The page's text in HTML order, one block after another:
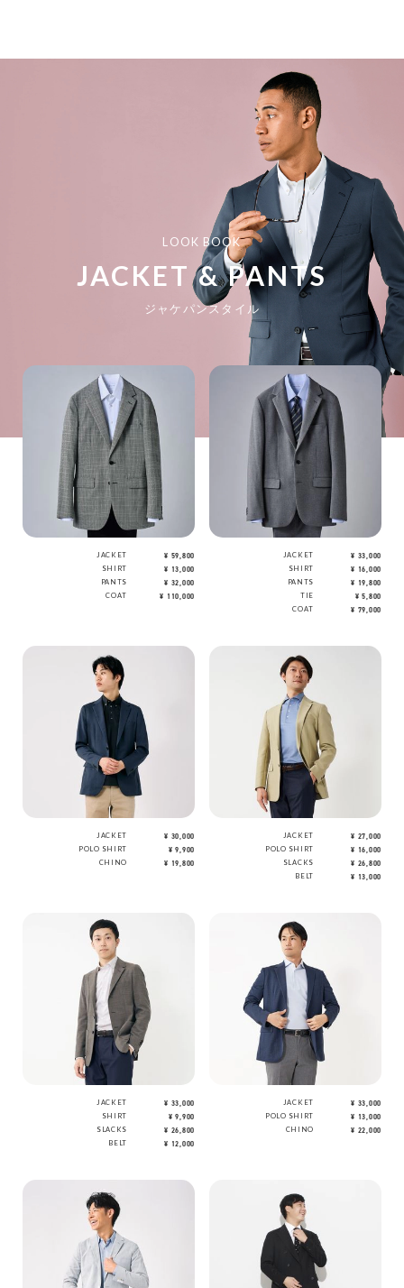
LOOK BOOK
JACKET & PANTS
ジャケパンスタイル
JACKET ¥ 59,800
SHIRT ¥ 13,000
PANTS ¥ 32,000
COAT ¥ 110,000
JACKET ¥ 33,000
SHIRT ¥ 16,000
PANTS ¥ 19,800
TIE ¥ 5,800
COAT ¥ 79,000
JACKET ¥ 30,000
POLO SHIRT ¥ 9,900
CHINO ¥ 19,800
JACKET ¥ 27,000
POLO SHIRT ¥ 16,000
SLACKS ¥ 26,800
BELT ¥ 13,000
JACKET ¥ 33,000
SHIRT ¥ 9,900
SLACKS ¥ 26,800
BELT ¥ 12,000
JACKET ¥ 33,000
POLO SHIRT ¥ 13,000
CHINO ¥ 22,000